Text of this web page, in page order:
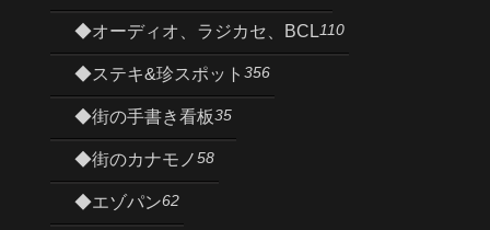
◆オーディオ、ラジカセ、BCL110
◆ステキ&珍スポット 356
◆街の手書き看板35
◆街のカナモノ58
◆エゾパン62